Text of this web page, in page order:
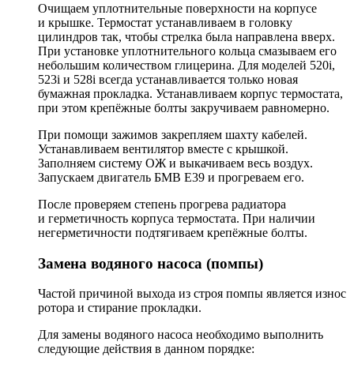
Очищаем уплотнительные поверхности на корпусе
и крышке. Термостат устанавливаем в головку
цилиндров так, чтобы стрелка была направлена вверх.
При установке уплотнительного кольца смазываем его
небольшим количеством глицерина. Для моделей 520і,
523і и 528і всегда устанавливается только новая
бумажная прокладка. Устанавливаем корпус термостата,
при этом крепёжные болты закручиваем равномерно.
При помощи зажимов закрепляем шахту кабелей.
Устанавливаем вентилятор вместе с крышкой.
Заполняем систему ОЖ и выкачиваем весь воздух.
Запускаем двигатель БМВ Е39 и прогреваем его.
После проверяем степень прогрева радиатора
и герметичность корпуса термостата. При наличии
негерметичности подтягиваем крепёжные болты.
Замена водяного насоса (помпы)
Частой причиной выхода из строя помпы является износ
ротора и стирание прокладки.
Для замены водяного насоса необходимо выполнить
следующие действия в данном порядке: